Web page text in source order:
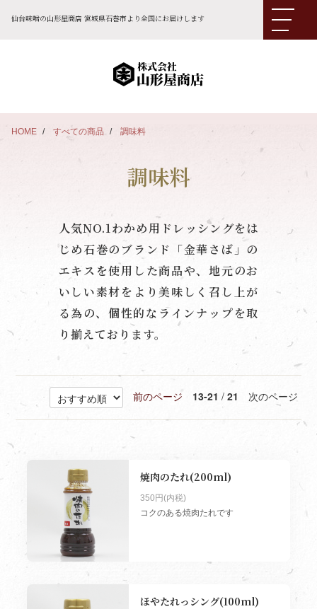
仙台味噌の山形屋商店 宮城県石巻市より全国にお届けします
HOME すべての商品 調味料
調味料
人気NO.1わかめ用ドレッシングをは
じめ石巻のブランド「金華さば」の
エキスを使用した商品や、地元のお
いしい素材をより美味しく召し上が
る為の、個性的なラインナップを取
り揃えております。
前のページ 13-21 / 21 次のページ
焼肉のたれ(200ml)
350円(内税)
コクのある焼肉たれです
ほやたれっシング(100ml)